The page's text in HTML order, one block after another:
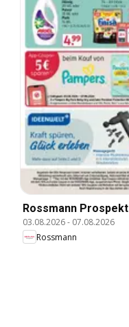
Rossmann Prospekt
03.08.2026- 07.08.2026
Rossmann